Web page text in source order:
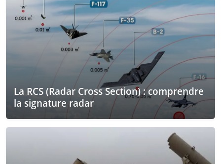
La RCS (Radar Cross Section) : comprendre
la signature radar